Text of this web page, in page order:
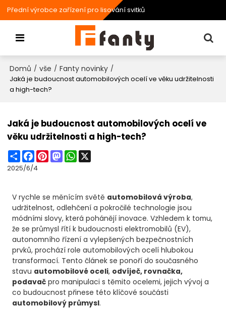
Přední výrobce zařízení pro lisování svitků
Domů / vše / Fanty novinky /
Jaká je budoucnost automobilových ocelí ve věku udržitelnosti
a high-tech?
Jaká je budoucnost automobilových ocelí ve
věku udržitelnosti a high-tech?
ShareFacebook
PinterestMastodonWhatsApp
2025/6/4
V rychle se měnícím světě automobilová výroba,
udržitelnost, odlehčení a pokročilé technologie jsou
módními slovy, která pohánějí inovace. Vzhledem k tomu,
že se průmysl řítí k budoucnosti elektromobilů (EV),
autonomního řízení a vylepšených bezpečnostních
prvků, prochází role automobilových ocelí hlubokou
transformací. Tento článek se ponoří do současného
stavu automobilové oceli, odvíječ, rovnačka,
podavač pro manipulaci s těmito ocelemi, jejich vývoj a
co budoucnost přinese této klíčové součásti
automobilový průmysl.​